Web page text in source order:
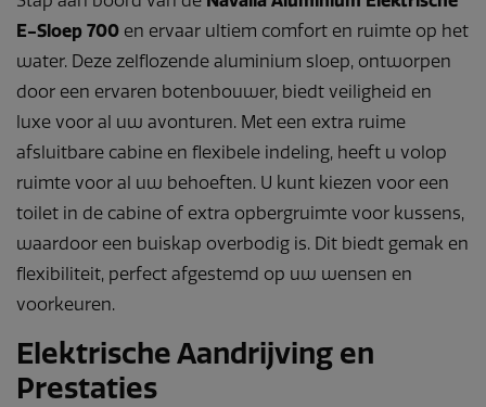
E-Sloep 700 en ervaar ultiem comfort en ruimte op het
water. Deze zelflozende aluminium sloep, ontworpen
door een ervaren botenbouwer, biedt veiligheid en
luxe voor al uw avonturen. Met een extra ruime
afsluitbare cabine en flexibele indeling, heeft u volop
ruimte voor al uw behoeften. U kunt kiezen voor een
toilet in de cabine of extra opbergruimte voor kussens,
waardoor een buiskap overbodig is. Dit biedt gemak en
flexibiliteit, perfect afgestemd op uw wensen en
voorkeuren.
Elektrische Aandrijving en
Prestaties